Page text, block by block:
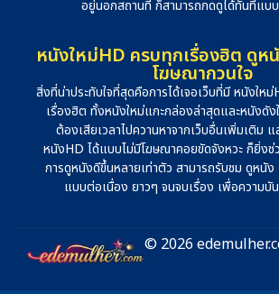
อยู่นอกสถานที่ ก็สามารถกดดูได้ทันทีแบ
หนังใหม่HD ครบทุกเรื่องฮิต ดูห
โฆษณากวนใจ
สิ่งที่น่าประทับใจที่สุดคือการได้เจอเว็บที่มี หนังให
เรื่องฮิต ทั้งหนังใหม่แกะกล่องล่าสุดและหนังดัง
ต้องเสียเวลาไปควานหาจากเว็บอื่นเพิ่มเติม แ
หนังHD ได้แบบไม่มีโฆษณาคอยขัดจังหวะ ก็ยิ่งช่
การดูหนังดีขึ้นหลายเท่าตัว สามารถรับชม ดูหนั
แบบต่อเนื่อง ยาวๆ จนจบเรื่อง เพื่อความบั
© 2026